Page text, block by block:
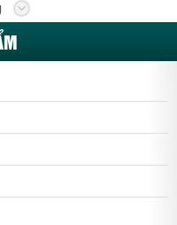
Cửa Nhôm PMA Bình Định
Cửa Nhôm PMA Bình Thuận
Cửa Nhôm PMA Đắk Lắk